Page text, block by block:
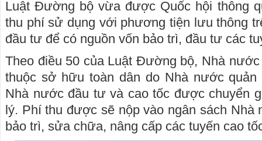
Luật Đường bộ vừa được Quốc hội thông
thu phí sử dụng với phương tiện lưu thông
đầu tư để có nguồn vốn bảo trì, đầu tư các
Theo điều 50 của Luật Đường bộ, Nhà
thuộc sở hữu toàn dân do Nhà nước
Nhà nước đầu tư và cao tốc được chuyển
lý. Phí thu được sẽ nộp vào ngân sách
bảo trì, sửa chữa, nâng cấp các tuyến cao